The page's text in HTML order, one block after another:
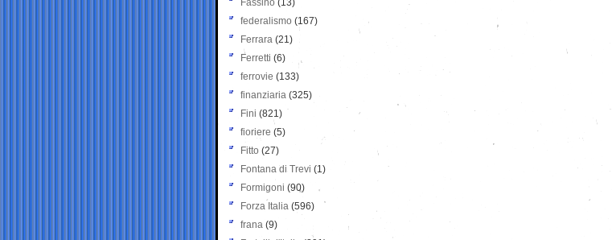
Fassino (13)
federalismo (167)
Ferrara (21)
Ferretti (6)
ferrovie (133)
finanziaria (325)
Fini (821)
fioriere (5)
Fitto (27)
Fontana di Trevi (1)
Formigoni (90)
Forza Italia (596)
frana (9)